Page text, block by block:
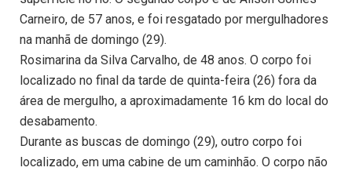
Carneiro, de 57 anos, e foi resgatado por mergulhadores
na manhã de domingo (29).
Rosimarina da Silva Carvalho, de 48 anos. O corpo foi
localizado no final da tarde de quinta-feira (26) fora da
área de mergulho, a aproximadamente 16 km do local do
desabamento.
Durante as buscas de domingo (29), outro corpo foi
localizado, em uma cabine de um caminhão. O corpo não